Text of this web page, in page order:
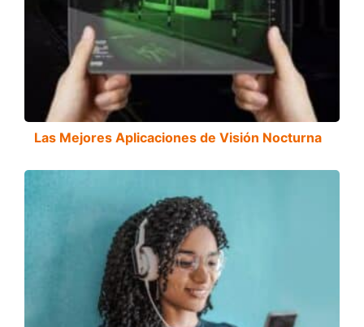
Las Mejores Aplicaciones de Visión Nocturna